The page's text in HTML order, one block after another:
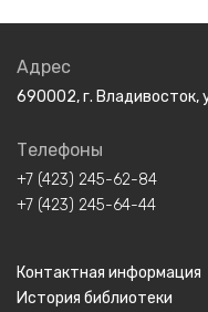
Адрес
690002, г. Владивосток,
Телефоны
+7 (423) 245-62-84
+7 (423) 245-64-44
Контактная информация
История библиотеки